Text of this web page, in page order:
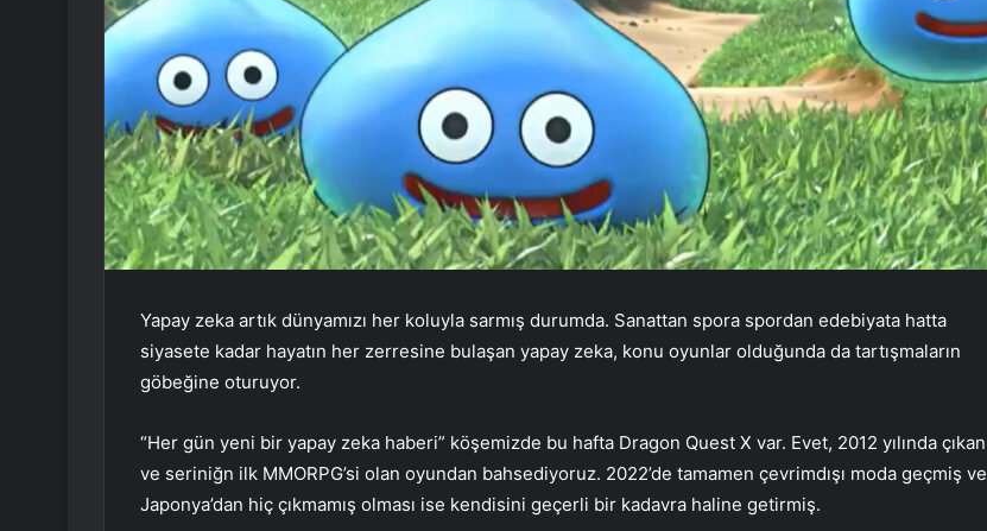
Yapay zeka artık dünyamızı her koluyla sarmış durumda. Sanattan spora spordan edebiyata hatta
siyasete kadar hayatın her zerresine bulaşan yapay zeka, konu oyunlar olduğunda da tartışmaların
göbeğine oturuyor.
“Her gün yeni bir yapay zeka haberi” köşemizde bu hafta Dragon Quest X var. Evet, 2012 yılında çıkan
ve seriniğn ilk MMORPG’si olan oyundan bahsediyoruz. 2022’de tamamen çevrimdışı moda geçmiş ve
Japonya’dan hiç çıkmamış olması ise kendisini geçerli bir kadavra haline getirmiş.